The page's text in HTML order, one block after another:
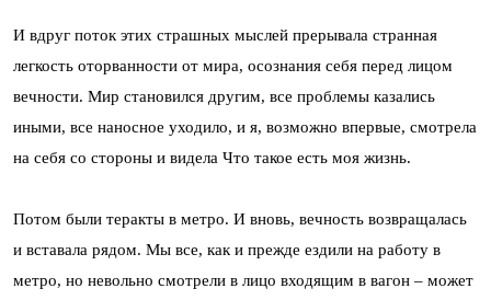
И вдруг поток этих страшных мыслей прерывала странная
легкость оторванности от мира, осознания себя перед лицом
вечности. Мир становился другим, все проблемы казались
иными, все наносное уходило, и я, возможно впервые, смотрела
на себя со стороны и видела Что такое есть моя жизнь.
Потом были теракты в метро. И вновь, вечность возвращалась
и вставала рядом. Мы все, как и прежде ездили на работу в
метро, но невольно смотрели в лицо входящим в вагон – может